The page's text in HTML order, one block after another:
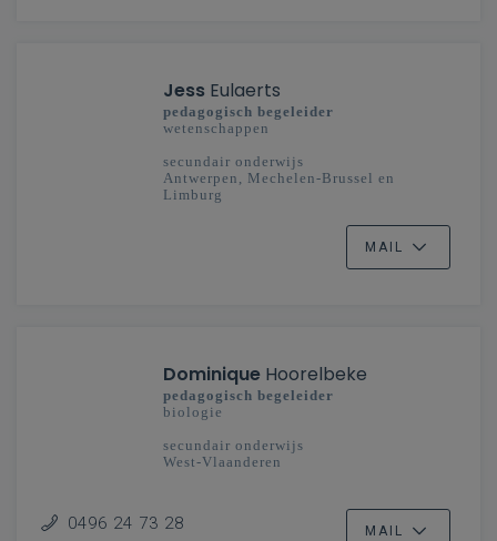
Jess Eulaerts
pedagogisch begeleider
wetenschappen
secundair onderwijs
Antwerpen, Mechelen-Brussel en
Limburg
MAIL
Dominique Hoorelbeke
pedagogisch begeleider
biologie
secundair onderwijs
West-Vlaanderen
0496 24 73 28 MAIL